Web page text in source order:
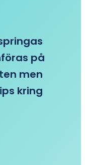
på
men
kring